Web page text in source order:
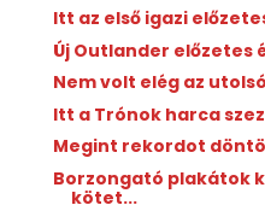
Itt az első igazi
Új Outlander előzetes
Nem volt elég az
Itt a Trónok harca
Megint rekordot
Borzongató plakátok
kötet...